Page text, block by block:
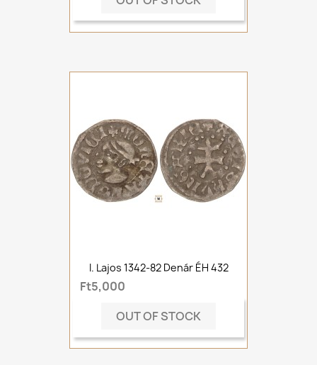
I. Lajos 1342-82 Denár ÉH 432
Ft5,000
OUT OF STOCK